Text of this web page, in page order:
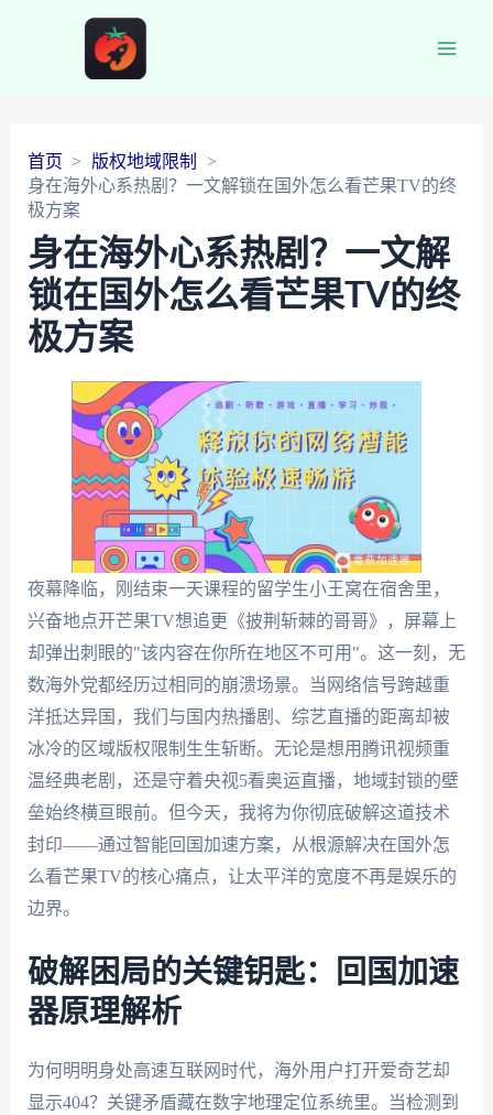
首页
版权地域限制
身在海外心系热剧？一文解锁在国外怎么看芒果TV的终
极方案
身在海外心系热剧？一文解
锁在国外怎么看芒果TV的终
极方案
夜幕降临，刚结束一天课程的留学生小王窝在宿舍里，
兴奋地点开芒果TV想追更《披荆斩棘的哥哥》，屏幕上
却弹出刺眼的"该内容在你所在地区不可用"。这一刻，无
数海外党都经历过相同的崩溃场景。当网络信号跨越重
洋抵达异国，我们与国内热播剧、综艺直播的距离却被
冰冷的区域版权限制生生斩断。无论是想用腾讯视频重
温经典老剧，还是守着央视5看奥运直播，地域封锁的壁
垒始终横亘眼前。但今天，我将为你彻底破解这道技术
封印——通过智能回国加速方案，从根源解决在国外怎
么看芒果TV的核心痛点，让太平洋的宽度不再是娱乐的
边界。
破解困局的关键钥匙：回国加速
器原理解析
为何明明身处高速互联网时代，海外用户打开爱奇艺却
显示404？关键矛盾藏在数字地理定位系统里。当检测到